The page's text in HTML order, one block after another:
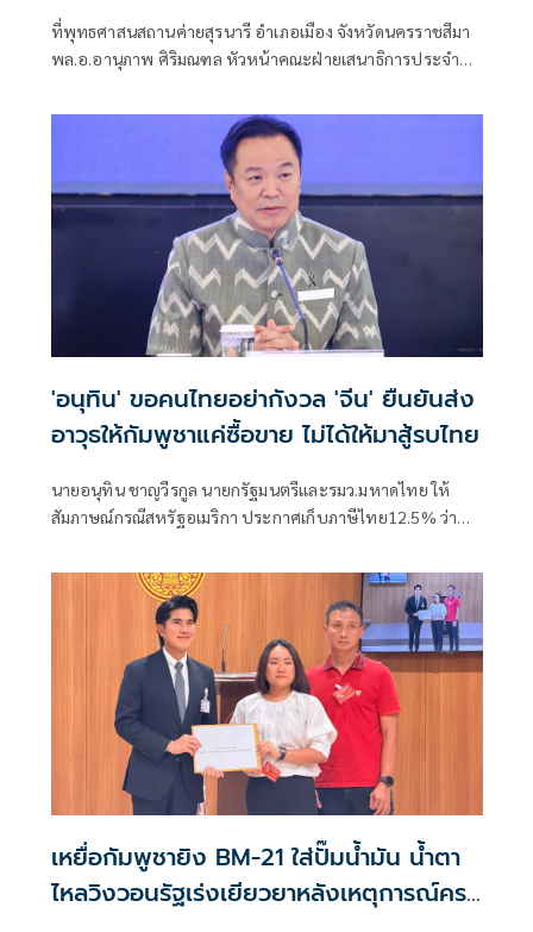
ที่พุทธศาสนสถานค่ายสุรนารี อำเภอเมือง จังหวัดนครราชสีมา
พล.อ.อานุภาพ ศิริมณฑล หัวหน้าคณะฝ่ายเสนาธิการประจำผู้
ด้วย พล.ท.ชัยรัตน์ ธรรมชาติ หัวหน้าสำนักงานคณะฝ่าย
เสนาธิการประจำผู้บังคับบัญชา พล.ท.นฤดล สุขมา ผู้บัญชาการ
หน่วยบัญชาการรักษาดินแดน
'อนุทิน' ขอคนไทยอย่ากังวล 'จีน' ยืนยันส่ง
อาวุธให้กัมพูชาแค่ซื้อขาย ไม่ได้ให้มาสู้รบไทย
นายอนุทิน ชาญวีรกูล นายกรัฐมนตรีและรมว.มหาดไทย ให้
สัมภาษณ์กรณีสหรัฐอเมริกา ประกาศเก็บภาษีไทย12.5% ว่า
12.5% ตนเร่งให้หน่วยงานที่เกี่ยวของไปดำเนินการแก้ไข ซึ่งมี
เรื่องที่เกี่ยวกับแรงงานภาคบังคับอะไรสักอย่างหนึ่ง ตนยังต้อง
ไปลงในรายละเอียดว่าทำไมไม่มีการดำเนินการด้านนี้ให้เ
เหยื่อกัมพูชายิง BM-21 ใส่ปั๊มน้ำมัน น้ำตา
ไหลวิงวอนรัฐเร่งเยียวยาหลังเหตุการณ์ครบ